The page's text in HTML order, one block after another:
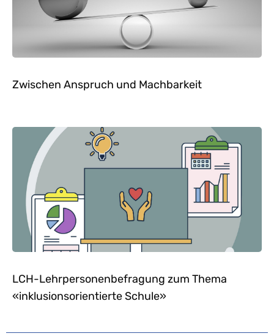
Zwischen Anspruch und Machbarkeit
LCH-Lehrpersonenbefragung zum Thema
«inklusionsorientierte Schule»